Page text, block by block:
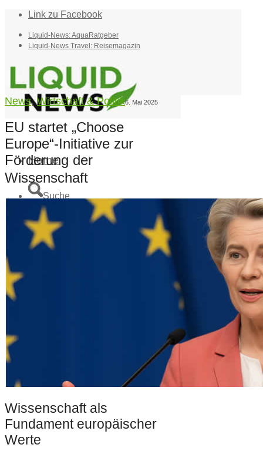
Link zu Facebook
Liquid-News: AquaRatgeber
Liquid-News Travel: Reisemagazin
Home
Suche
Menü Menü
News,Wirtschaft & Politik6. Mai 2025
EU startet „Choose
Europe“-Initiative zur
Förderung der
Wissenschaft
Wissenschaft als
Fundament europäischer
Werte